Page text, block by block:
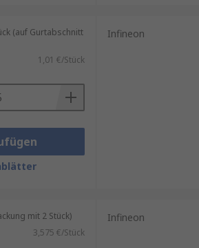
(auf Gurtabschnitt
1,01 €/Stück
Infineon
mit 2 Stück)
3,575 €/Stück
Infineon